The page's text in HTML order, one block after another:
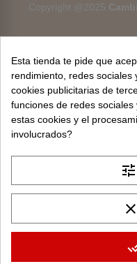
Copyright @2025
Privacidad
Esta tienda te pide que
rendimiento, redes sociales
cookies publicitarias de
funciones de redes
estas cookies y el
involucrados?
tune
clear